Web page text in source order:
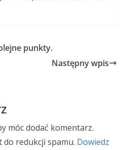
punkty.
Następny wpis
móc dodać komentarz.
do redukcji spamu. Dowiedz